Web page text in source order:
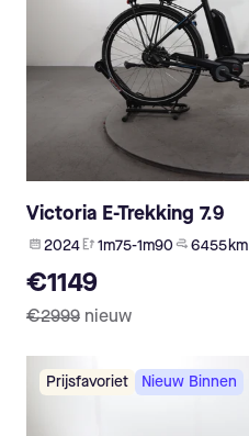
Victoria E-Trekking 7.9
2024 1m75-1m90 6 455 km
€1149
€2999 nieuw
Prijsfavoriet Nieuw Binnen